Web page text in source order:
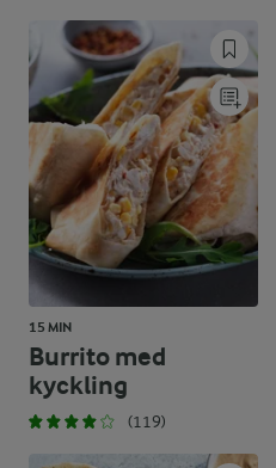
15 MIN
Burrito med
kyckling
(119)